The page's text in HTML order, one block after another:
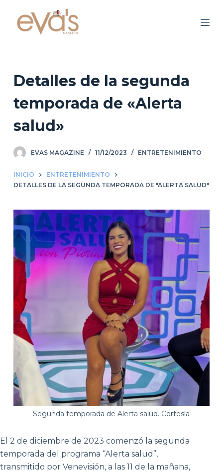
o
n
o
Detalles de la segunda
temporada de «Alerta
salud»
EVAS MAGAZINE 11/12/2023 ENTRETENIMIENTO
INICIO
ENTRETENIMIENTO
DETALLES DE LA SEGUNDA TEMPORADA DE "ALERTA SALUD"
Segunda temporada de Alerta salud. Cortesía
El 2 de diciembre de 2023 comenzó la segunda
temporada del programa “Alerta salud”,
transmitido por Venevisión, a las 11 de la mañana,